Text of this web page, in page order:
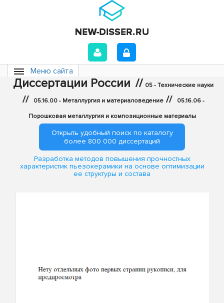
Меню сайта
Диссертации России // 05 - Технические науки
// 05.16.00 - Металлургия и материаловедение // 05.16.06 -
Порошковая металлургия и композиционные материалы
Открыть удобный поиск по каталогу
более 800 000 диссертаций
Разработка методов повышения прочностных
характеристик пьезокерамики на основе оптимизации
ее структуры и состава